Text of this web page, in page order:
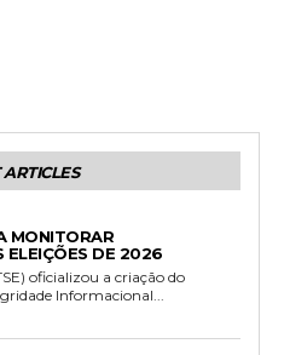
ARTICLES
MONITORAR
ELEIÇÕES DE 2026
oficializou a criação do
Informacional...